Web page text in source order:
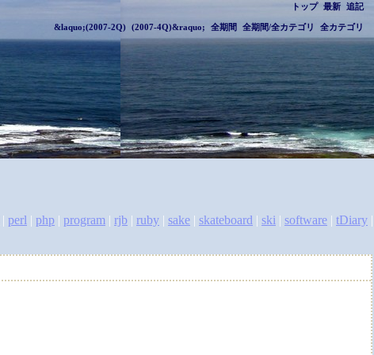
トップ 最新 追記
&laquo;(2007-2Q) (2007-4Q)&raquo; 全期間 全期間/全カテゴリ 全カテゴリ
perl php program rjb ruby sake skateboard ski software tDiary